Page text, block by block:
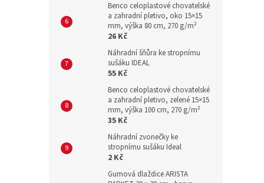
Benco celoplastové chovatelské
a zahradní pletivo, oko 15×15
mm, výška 80 cm, 270 g/m²
26 Kč
Náhradní šňůra ke stropnímu
sušáku IDEAL
55 Kč
Benco celoplastové chovatelské
a zahradní pletivo, zelené 15×15
mm, výška 100 cm, 270 g/m²
35 Kč
Náhradní zvonečky ke
stropnímu sušáku Ideal
2 Kč
Gumová dlaždice ARISTA